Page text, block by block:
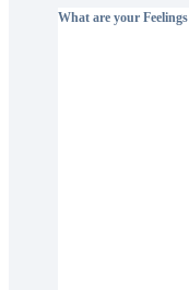
What are your Feelings